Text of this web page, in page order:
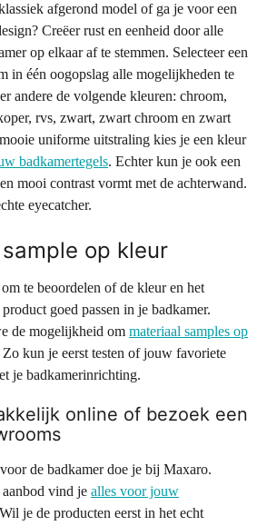
afgerond model of ga je voor een
Creëer rust en eenheid door alle
op elkaar af te stemmen. Selecteer een
in één oogopslag alle mogelijkheden te
andere de volgende kleuren: chroom,
rvs, zwart, zwart chroom en zwart
uniforme uitstraling kies je een kleur
badkamertegels. Echter kun je ook een
mooi contrast vormt met de achterwand.
eyecatcher.
op kleur
te beoordelen of de kleur en het
goed passen in je badkamer.
de mogelijkheid om materiaal samples op
Zo kun je eerst testen of jouw favoriete
je badkamerinrichting.
online of bezoek een
de badkamer doe je bij Maxaro.
vind je alles voor jouw
je de producten eerst in het echt